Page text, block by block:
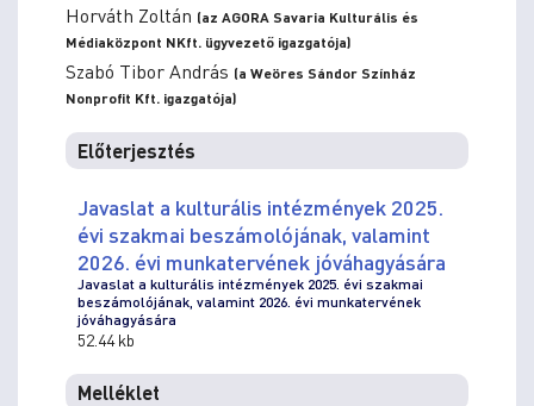
Horváth Zoltán (az AGORA Savaria Kulturális és
Médiaközpont NKft. ügyvezető igazgatója)
Szabó Tibor András (a Weöres Sándor Színház
Nonprofit Kft. igazgatója)
Előterjesztés
Javaslat a kulturális intézmények 2025.
évi szakmai beszámolójának, valamint
2026. évi munkatervének jóváhagyására
Javaslat a kulturális intézmények 2025. évi szakmai
beszámolójának, valamint 2026. évi munkatervének
jóváhagyására
52.44 kb
Melléklet